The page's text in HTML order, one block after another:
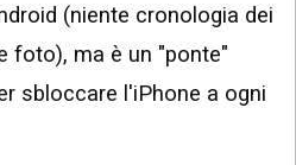
(niente cronologia dei
foto), ma è un "ponte"
sbloccare l'iPhone a ogni